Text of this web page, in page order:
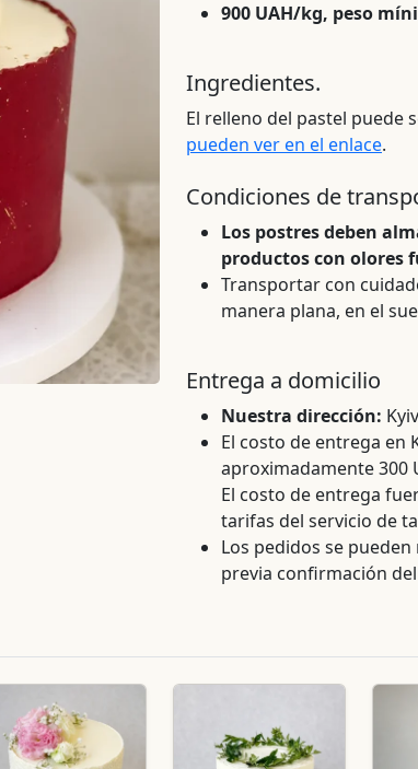
900 UAH/kg, peso
Ingredientes.
El relleno del pastel puede
pueden ver en el enlace.
Condiciones de
Los postres deben
productos con olores
Transportar con
manera plana, en el
Entrega a domicilio
Nuestra dirección:
El costo de entrega en
aproximadamente 300
El costo de entrega
tarifas del servicio de
Los pedidos se
previa confirmación